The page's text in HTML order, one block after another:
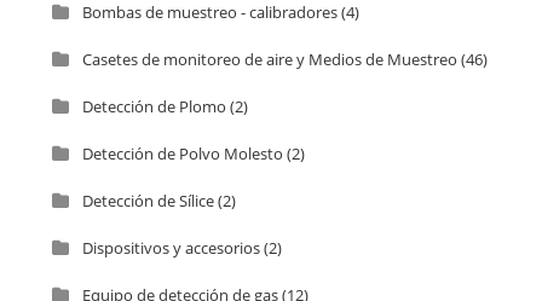
Bombas de muestreo - calibradores(4)
Casetes de monitoreo de aire y Medios de Muestreo (46)
Detección de Plomo (2)
Detección de Polvo Molesto (2)
Detección de Sílice(2)
Dispositivos y accesorios(2)
Equipo de detección de gas(12)